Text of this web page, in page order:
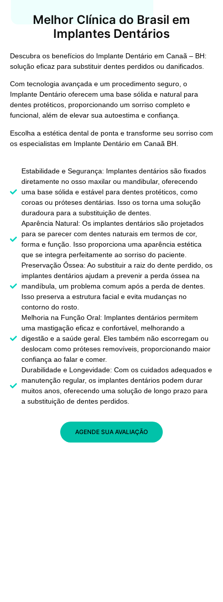
Melhor Clínica do Brasil em
Implantes Dentários
Descubra os benefícios do Implante Dentário em Canaã – BH:
solução eficaz para substituir dentes perdidos ou danificados.
Com tecnologia avançada e um procedimento seguro, o
Implante Dentário oferecem uma base sólida e natural para
dentes protéticos, proporcionando um sorriso completo e
funcional, além de elevar sua autoestima e confiança.
Escolha a estética dental de ponta e transforme seu sorriso com
os especialistas em Implante Dentário em Canaã BH
Estabilidade e Segurança: Implantes dentários são fixados
diretamente no osso maxilar ou mandibular, oferecendo
uma base sólida e estável para dentes protéticos, como
coroas ou próteses dentárias. Isso os torna uma solução
duradoura para a substituição de dentes.
Aparência Natural: Os implantes dentários são projetados
para se parecer com dentes naturais em termos de cor,
forma e função. Isso proporciona uma aparência estética
que se integra perfeitamente ao sorriso do paciente.
Preservação Óssea: Ao substituir a raiz do dente perdido, os
implantes dentários ajudam a prevenir a perda óssea na
mandíbula, um problema comum após a perda de dentes.
Isso preserva a estrutura facial e evita mudanças no
contorno do rosto.
Melhoria na Função Oral: Implantes dentários permitem
uma mastigação eficaz e confortável, melhorando a
digestão e a saúde geral. Eles também não escorregam ou
deslocam como próteses removíveis, proporcionando maior
confiança ao falar e comer.
Durabilidade e Longevidade: Com os cuidados adequados e
manutenção regular, os implantes dentários podem durar
muitos anos, oferecendo uma solução de longo prazo para
a substituição de dentes perdidos.
AGENDE SUA AVALIAÇÃO